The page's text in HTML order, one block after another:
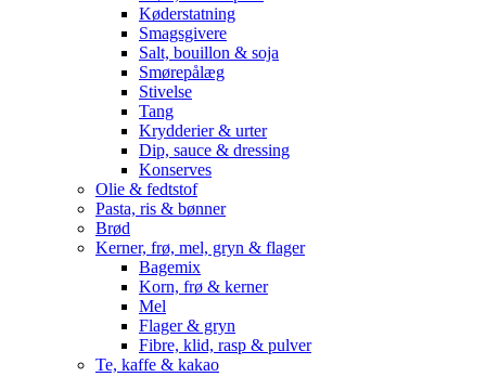
Køderstatning
Smagsgivere
Salt, bouillon & soja
Smørepålæg
Stivelse
Tang
Krydderier & urter
Dip, sauce & dressing
Konserves
Olie & fedtstof
Pasta, ris & bønner
Brød
Kerner, frø, mel, gryn & flager
Bagemix
Korn, frø & kerner
Mel
Flager & gryn
Fibre, klid, rasp & pulver
Te, kaffe & kakao